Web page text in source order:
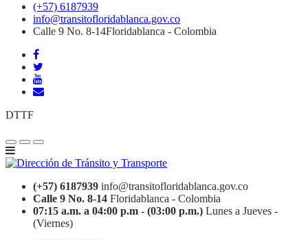
(+57) 6187939
info@transitofloridablanca.gov.co
Calle 9 No. 8-14Floridablanca - Colombia
DTTF
(+57) 6187939 info@transitofloridablanca.gov.co
Calle 9 No. 8-14 Floridablanca - Colombia
07:15 a.m. a 04:00 p.m - (03:00 p.m.) Lunes a Jueves -
(Viernes)